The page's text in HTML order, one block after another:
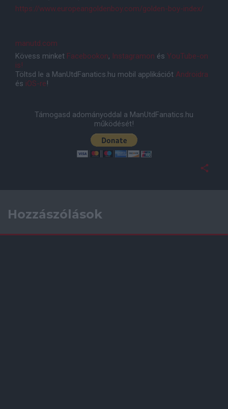
https://www.europeangoldenboy.com/golden-boy-index/
manutd.com
Kövess minket Facebookon, Instagramon és YouTube-on
is!
Töltsd le a ManUtdFanatics.hu mobil applikációt Androidra
és iOS-re!
Támogasd adományoddal a ManUtdFanatics.hu
működését!
Hozzászólások